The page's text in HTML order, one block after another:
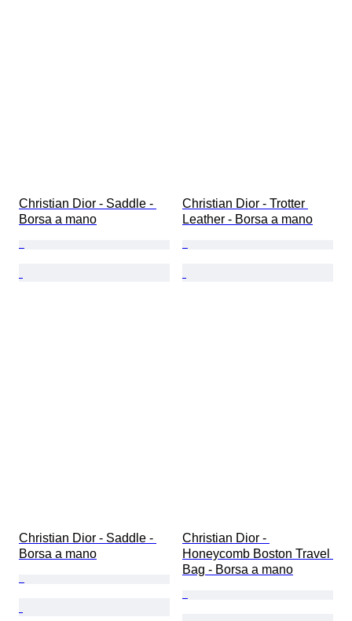
Christian Dior - Saddle -
Borsa a mano
Christian Dior - Trotter
Leather - Borsa a mano
Christian Dior - Saddle -
Borsa a mano
Christian Dior -
Honeycomb Boston Travel
Bag - Borsa a mano